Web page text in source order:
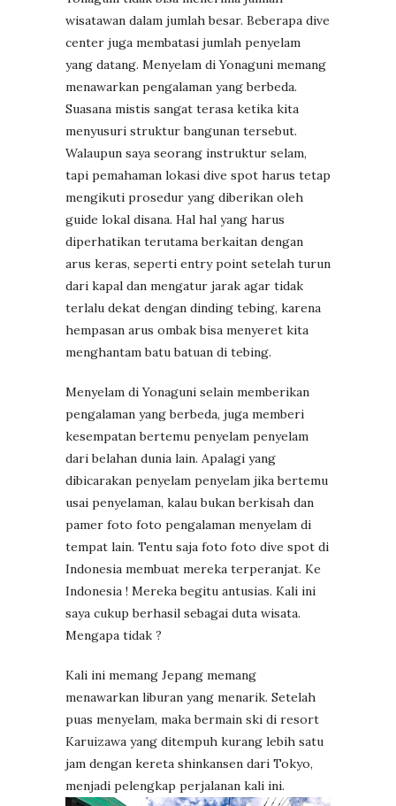
wisatawan dalam jumlah besar. Beberapa dive
center juga membatasi jumlah penyelam
yang datang. Menyelam di Yonaguni memang
menawarkan pengalaman yang berbeda.
Suasana mistis sangat terasa ketika kita
menyusuri struktur bangunan tersebut.
Walaupun saya seorang instruktur selam,
tapi pemahaman lokasi dive spot harus tetap
mengikuti prosedur yang diberikan oleh
guide lokal disana. Hal hal yang harus
diperhatikan terutama berkaitan dengan
arus keras, seperti entry point setelah turun
dari kapal dan mengatur jarak agar tidak
terlalu dekat dengan dinding tebing, karena
hempasan arus ombak bisa menyeret kita
menghantam batu batuan di tebing.
Menyelam di Yonaguni selain memberikan
pengalaman yang berbeda, juga memberi
kesempatan bertemu penyelam penyelam
dari belahan dunia lain. Apalagi yang
dibicarakan penyelam penyelam jika bertemu
usai penyelaman, kalau bukan berkisah dan
pamer foto foto pengalaman menyelam di
tempat lain. Tentu saja foto foto dive spot di
Indonesia membuat mereka terperanjat. Ke
Indonesia ! Mereka begitu antusias. Kali ini
saya cukup berhasil sebagai duta wisata.
Mengapa tidak ?
Kali ini memang Jepang memang
menawarkan liburan yang menarik. Setelah
puas menyelam, maka bermain ski di resort
Karuizawa yang ditempuh kurang lebih satu
jam dengan kereta shinkansen dari Tokyo,
menjadi pelengkap perjalanan kali ini.